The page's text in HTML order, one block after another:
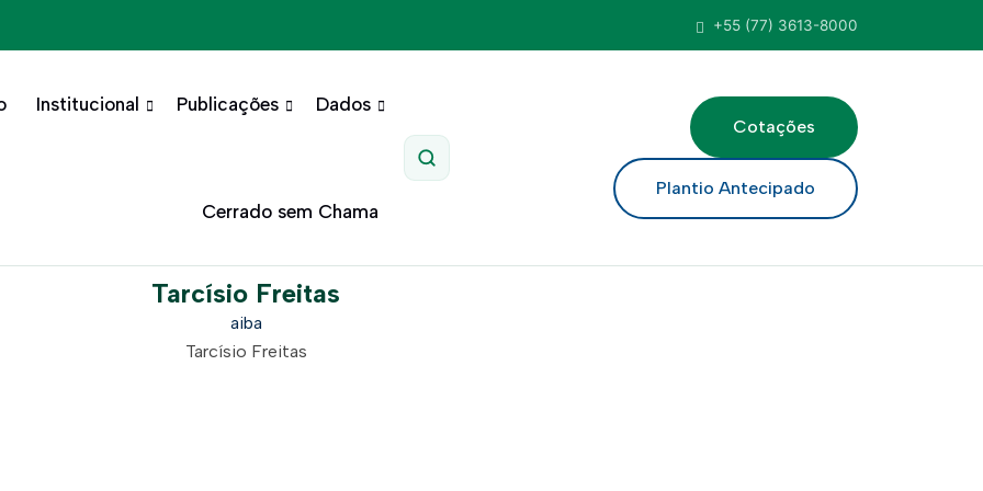
+55 (77) 3613-8000
Institucional Publicações Dados
Cerrado sem Chama
Pesquisar
Cotações
Plantio Antecipado
Tarcísio Freitas
aiba
Tarcísio Freitas